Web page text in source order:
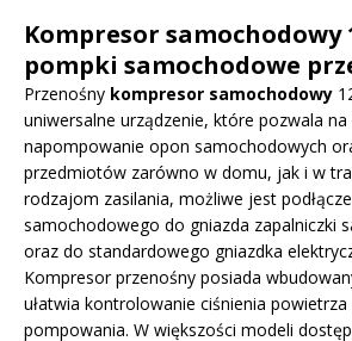
Kompresor samochodowy
pompki samochodowe
Przenośny kompresor samochodowy
uniwersalne urządzenie, które pozwala na
napompowanie opon samochodowych
przedmiotów zarówno w domu, jak i w
rodzajom zasilania, możliwe jest
samochodowego do gniazda zapalniczki
oraz do standardowego gniazdka
Kompresor przenośny posiada
ułatwia kontrolowanie ciśnienia powietrza
pompowania. W większości modeli